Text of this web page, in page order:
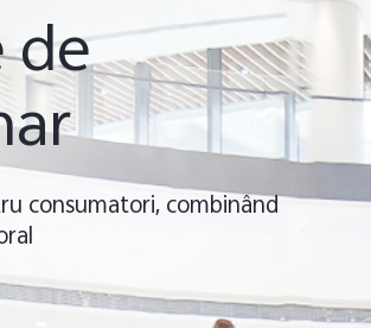
X80 Lite nou V23 5G
consumatori, combinând